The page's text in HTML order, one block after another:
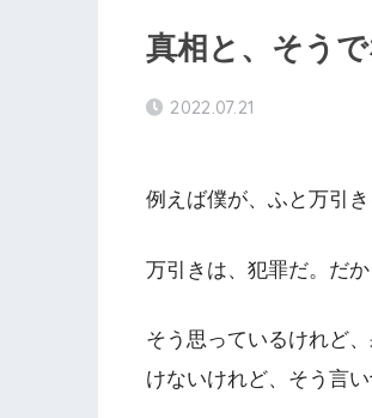
真相と、そう
2022.07.21
例えば僕が、ふと万引
万引きは、犯罪だ。だ
そう思っているけれど
けないけれど、そう言